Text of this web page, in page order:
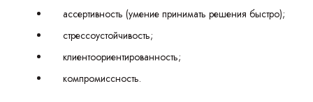
ассертивность (умение принимать решения быстро);
стрессоустойчивость;
клиентоориентированность;
компромиссность.